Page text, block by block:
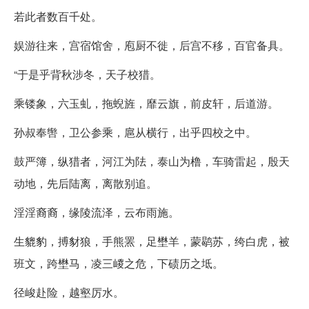
若此者数百千处。
娱游往来，宫宿馆舍，庖厨不徙，后宫不移，百官备具。
“于是乎背秋涉冬，天子校猎。
乘镂象，六玉虬，拖蜺旌，靡云旗，前皮轩，后道游。
孙叔奉辔，卫公参乘，扈从横行，出乎四校之中。
鼓严簿，纵猎者，河江为阹，泰山为橹，车骑雷起，殷天
动地，先后陆离，离散别追。
淫淫裔裔，缘陵流泽，云布雨施。
生貔豹，搏豺狼，手熊罴，足壄羊，蒙鹖苏，绔白虎，被
班文，跨壄马，凌三嵕之危，下碛历之坻。
径峻赴险，越壑厉水。